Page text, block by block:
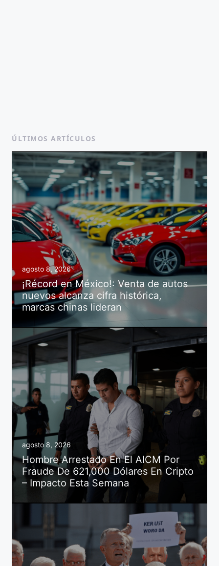
ÚLTIMOS ARTÍCULOS
agosto 8, 2026
¡Récord en México!: Venta de autos
nuevos alcanza cifra histórica,
marcas chinas lideran
agosto 8, 2026
Hombre Arrestado En El AICM Por
Fraude De 621,000 Dólares En Cripto
– Impacto Esta Semana